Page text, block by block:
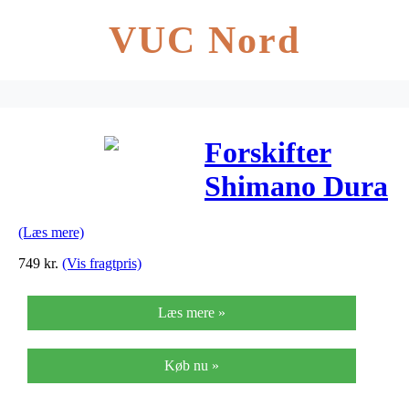
VUC Nord
Forskifter
Shimano Dura
31,8mm
sadelrør
(Læs mere)
749 kr. (Vis fragtpris)
Læs mere »
Køb nu »